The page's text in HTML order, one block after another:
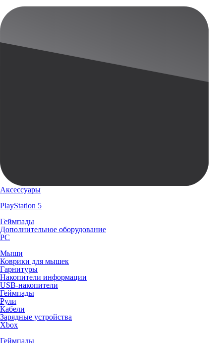
Аксессуары
PlayStation 5
Геймпады
Дополнительное оборудование
PC
Мыши
Коврики для мышек
Гарнитуры
Накопители информации
USB-накопители
Геймпады
Рули
Кабели
Зарядные устройства
Xbox
Геймпады